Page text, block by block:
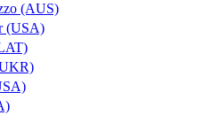
(AUS)
(USA)